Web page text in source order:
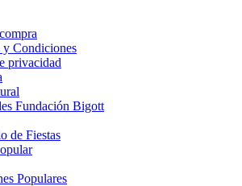
y Condiciones
privacidad
Fundación Bigott
de Fiestas
Populares